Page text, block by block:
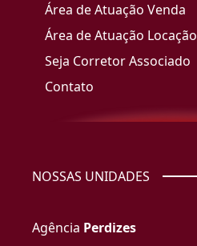
Área de Atuação Venda
Área de Atuação Locação
Seja Corretor Associado
Contato
NOSSAS UNIDADES
Agência Perdizes